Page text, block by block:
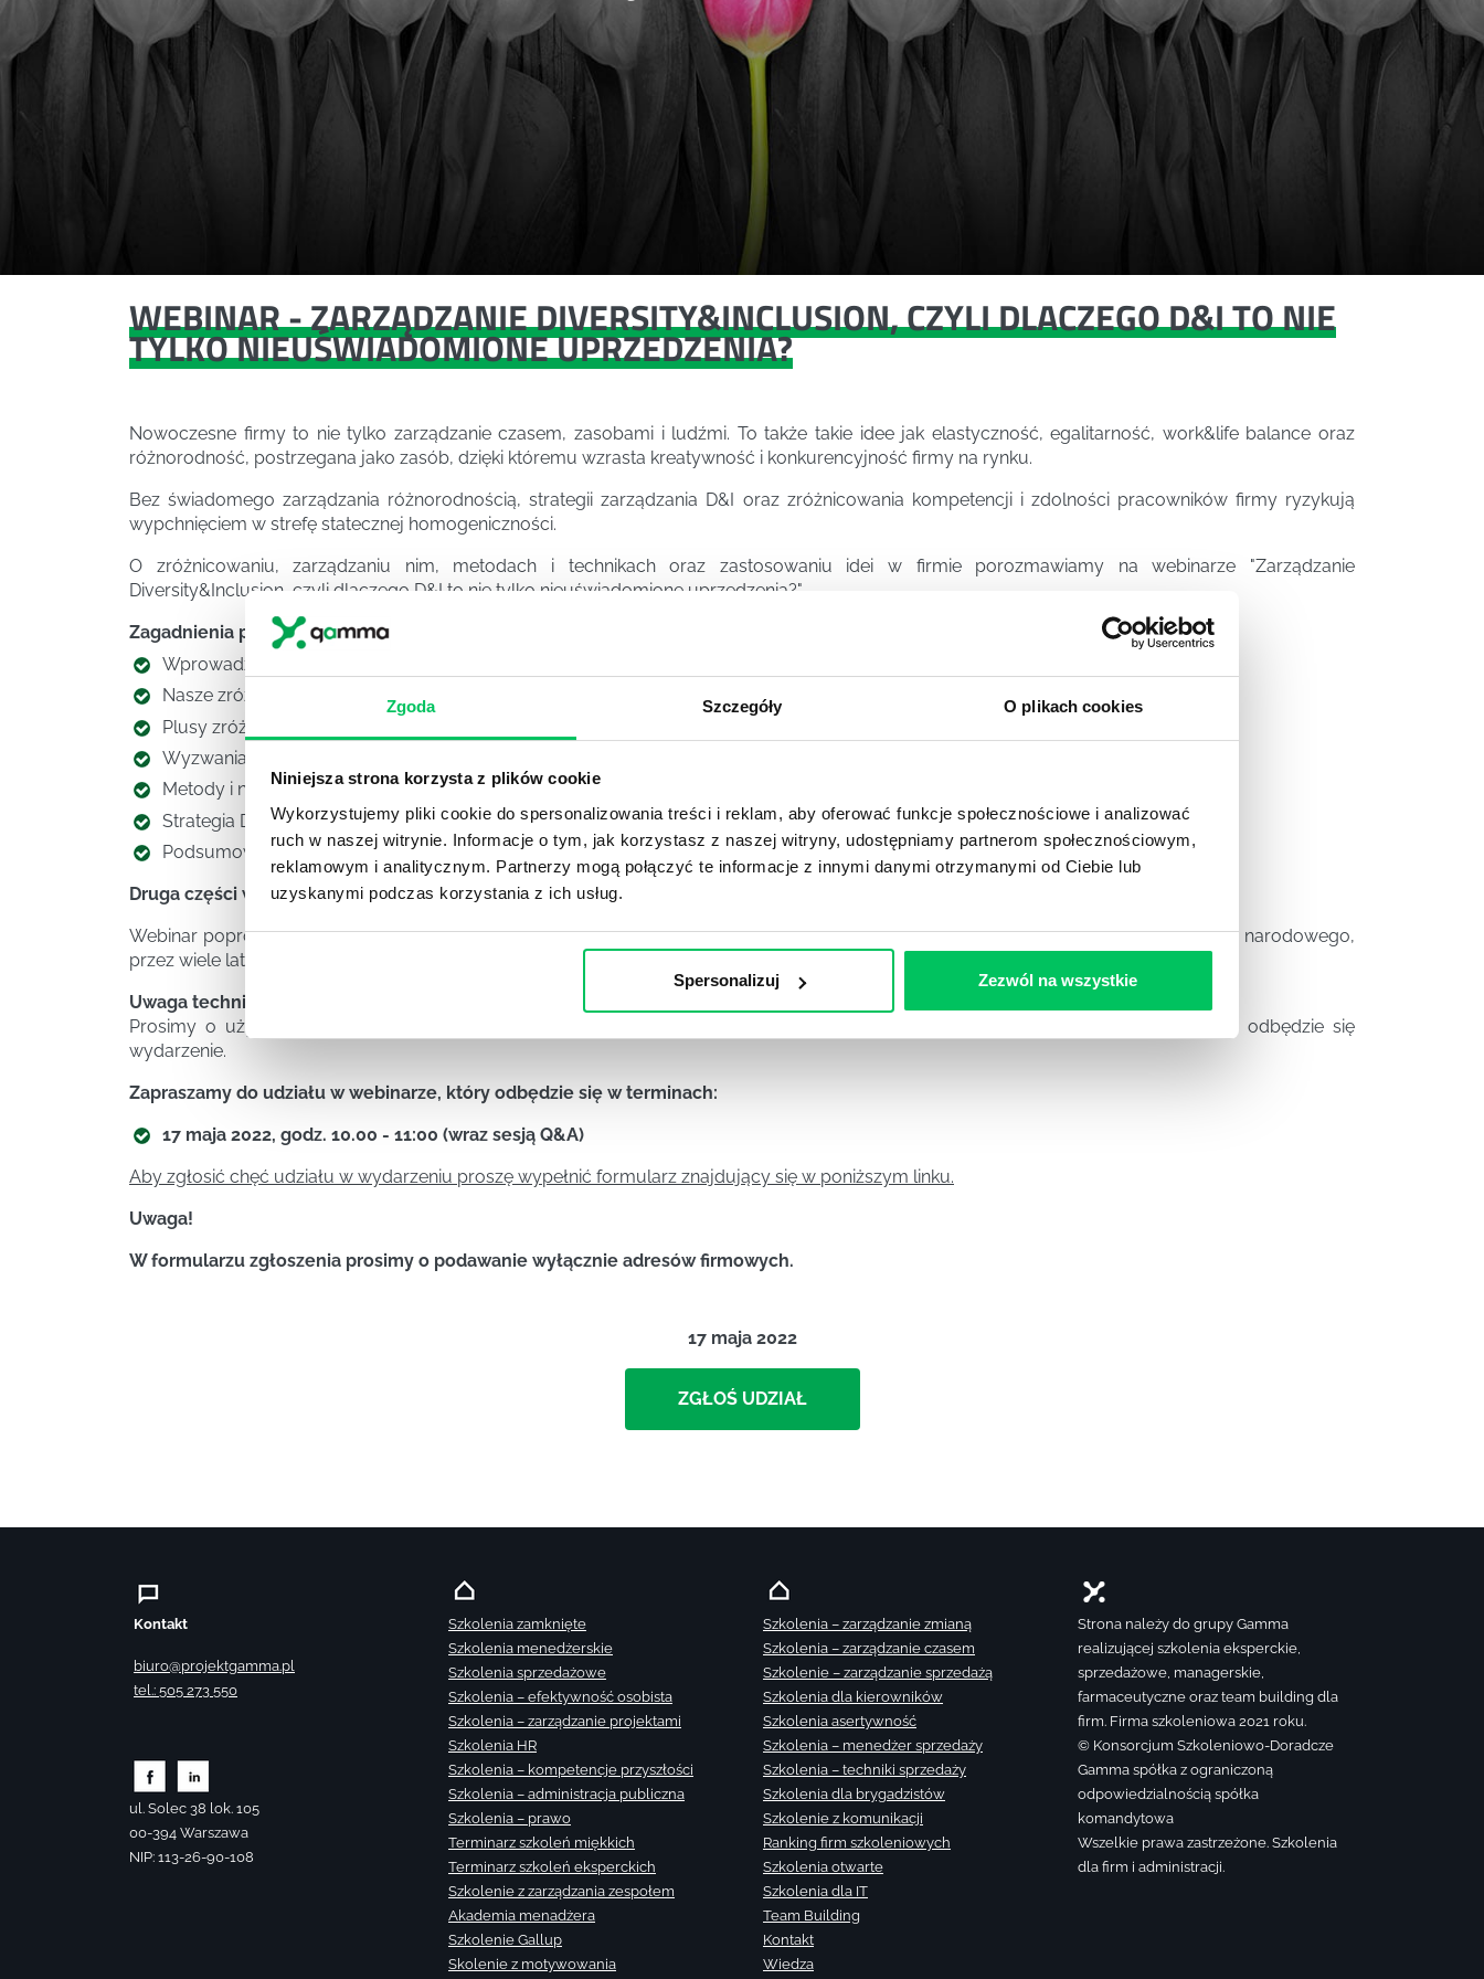
Zgoda Szczegóły O plikach cookies
Niniejsza strona korzysta z plików cookie
Wykorzystujemy pliki cookie do spersonalizowania treści i reklam, aby oferować funkcje społecznościowe i analizować
ruch w naszej witrynie. Informacje o tym, jak korzystasz z naszej witryny, udostępniamy partnerom społecznościowym,
reklamowym i analitycznym. Partnerzy mogą połączyć te informacje z innymi danymi otrzymanymi od Ciebie lub
uzyskanymi podczas korzystania z ich usług.
Spersonalizuj Zezwól na wszystkie
WEBINAR - ZARZĄDZANIE DIVERSITY&INCLUSION, CZYLI DLACZEGO D&I TO NIE
TYLKO NIEUŚWIADOMIONE UPRZEDZENIA?
Nowoczesne firmy to nie tylko zarządzanie czasem, zasobami i ludźmi. To także takie idee jak elastyczność, egalitarność, work&life balance oraz
różnorodność, postrzegana jako zasób, dzięki któremu wzrasta kreatywność i konkurencyjność firmy na rynku.
Bez świadomego zarządzania różnorodnością, strategii zarządzania D&I oraz zróżnicowania kompetencji i zdolności pracowników firmy ryzykują
wypchnięciem w strefę statecznej homogeniczności.
O zróżnicowaniu, zarządzaniu nim, metodach i technikach oraz zastosowaniu idei w firmie porozmawiamy na webinarze "Zarządzanie
Diversity&Inclusion, czyli dlaczego D&I to nie tylko nieuświadomione uprzedzenia?".
Zagadnienia pierwszej części webinaru:
Wprowadzenie do idei D&I
Nasze zróżnicowanie
Plusy zróżnicowania.
Wyzwania
Metody i narzędzia D&I
Strategia D&I dla firmy
Podsumowanie i plan rozwoju
Druga części webinaru będzie poświęcona pytaniom i odpowiedziom, a także rekomendacjom dot. strategii D&I.
Webinar poprowadzi doktor nauk społecznych, międzykulturowiec, partner Fundacji Ukraina, specjalistka w dziedzinie bezpieczeństwa narodowego,
przez wiele lat wykładowca Centrum Przygotowań do Misji Zagranicznych.
Uwaga techniczna
Prosimy o używanie przeglądarki Chrome bądź Microsoft Edge – one najlepiej współpracują z platformą Clickmeeting, na której odbędzie się
wydarzenie.
Zapraszamy do udziału w webinarze, który odbędzie się w terminach:
17 maja 2022, godz. 10.00 - 11:00 (wraz sesją Q&A)
Aby zgłosić chęć udziału w wydarzeniu proszę wypełnić formularz znajdujący się w poniższym linku.
Uwaga!
W formularzu zgłoszenia prosimy o podawanie wyłącznie adresów firmowych.
17 maja 2022
ZGŁOŚ UDZIAŁ
Kontakt
biuro@projektgamma.pl
tel.: 505 273 550
ul. Solec 38 lok. 105
00-394 Warszawa
NIP: 113-26-90-108
Szkolenia zamknięte
Szkolenia menedżerskie
Szkolenia sprzedażowe
Szkolenia – efektywność osobista
Szkolenia – zarządzanie projektami
Szkolenia HR
Szkolenia – kompetencje przyszłości
Szkolenia – administracja publiczna
Szkolenia – prawo
Terminarz szkoleń miękkich
Terminarz szkoleń eksperckich
Szkolenie z zarządzania zespołem
Akademia menadżera
Szkolenie Gallup
Skolenie z motywowania
Szkolenia – zarządzanie zmianą
Szkolenia – zarządzanie czasem
Szkolenie – zarządzanie sprzedażą
Szkolenia dla kierowników
Szkolenia asertywność
Szkolenia – menedżer sprzedaży
Szkolenia – techniki sprzedaży
Szkolenia dla brygadzistów
Szkolenie z komunikacji
Ranking firm szkoleniowych
Szkolenia otwarte
Szkolenia dla IT
Team Building
Kontakt
Wiedza
Strona należy do grupy Gamma
realizującej szkolenia eksperckie,
sprzedażowe, managerskie,
farmaceutyczne oraz team building dla
firm. Firma szkoleniowa 2021 roku.
© Konsorcjum Szkoleniowo-Doradcze
Gamma spółka z ograniczoną
odpowiedzialnością spółka
komandytowa
Wszelkie prawa zastrzeżone. Szkolenia
dla firm i administracji.